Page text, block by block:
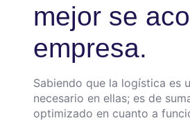
mejor se
empresa.
Sabiendo que la logística es
necesario en ellas; es de
optimizado en cuanto a